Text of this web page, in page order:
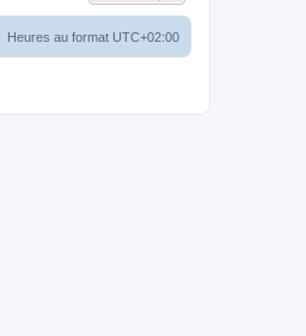
Heures au format UTC+02:00